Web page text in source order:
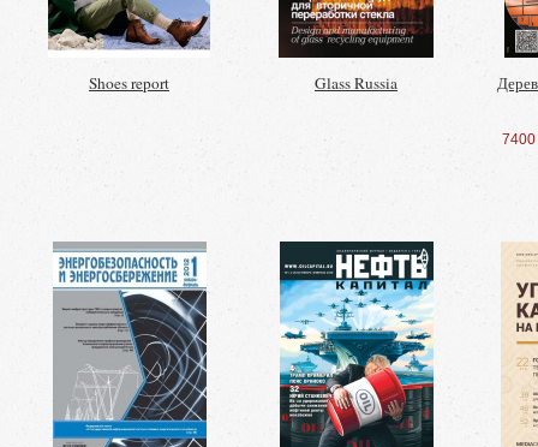
Shoes report Glass Russia
7400